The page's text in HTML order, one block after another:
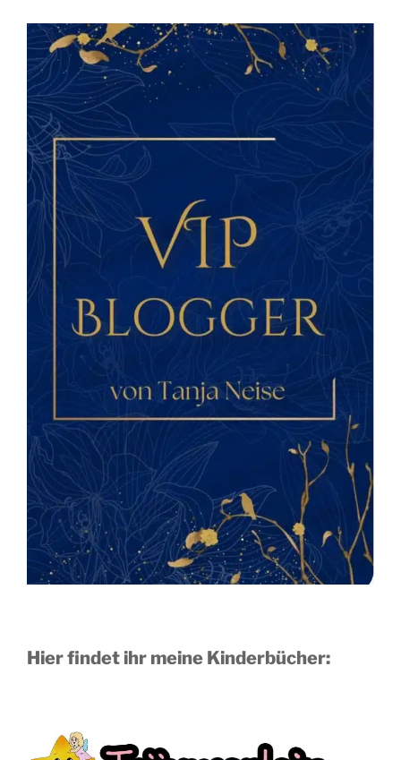
Hier findet ihr meine Kinderbücher: